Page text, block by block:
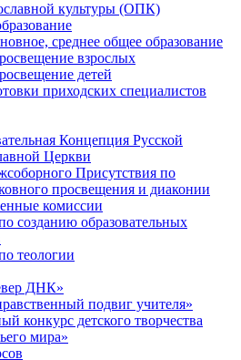
культуры (ОПК)
среднее общее образование
взрослых
детей
приходских специалистов
Концепция Русской
Церкви
Присутствия по
просвещения и диаконии
комиссии
созданию образовательных
теологии
ДНК»
подвиг учителя»
конкурс детского творчества
мира»